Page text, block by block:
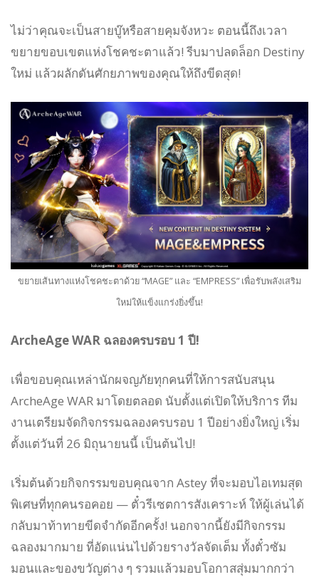
ไม่ว่าคุณจะเป็นสายบู๊หรือสายคุมจังหวะ ตอนนี้ถึงเวลา
ขยายขอบเขตแห่งโชคชะตาแล้ว! รีบมาปลดล็อก Destiny
ใหม่ แล้วผลักดันศักยภาพของคุณให้ถึงขีดสุด!
ขยายเส้นทางแห่งโชคชะตาด้วย “MAGE” และ “EMPRESS” เพื่อรับพลังเสริม
ใหม่ให้แข็งแกร่งยิ่งขึ้น!
ArcheAge WAR ฉลองครบรอบ 1 ปี!
เพื่อขอบคุณเหล่านักผจญภัยทุกคนที่ให้การสนับสนุน
ArcheAge WAR มาโดยตลอด นับตั้งแต่เปิดให้บริการ ทีม
งานเตรียมจัดกิจกรรมฉลองครบรอบ 1 ปีอย่างยิ่งใหญ่ เริ่ม
ตั้งแต่วันที่ 26 มิถุนายนนี้ เป็นต้นไป!
เริ่มต้นด้วยกิจกรรมขอบคุณจาก Astey ที่จะมอบไอเทมสุด
พิเศษที่ทุกคนรอคอย — ตั๋วรีเซตการสังเคราะห์ ให้ผู้เล่นได้
กลับมาท้าทายขีดจำกัดอีกครั้ง! นอกจากนี้ยังมีกิจกรรม
ฉลองมากมาย ที่อัดแน่นไปด้วยรางวัลจัดเต็ม ทั้งตั๋วซัม
มอนและของขวัญต่าง ๆ รวมแล้วมอบโอกาสสุ่มมากกว่า